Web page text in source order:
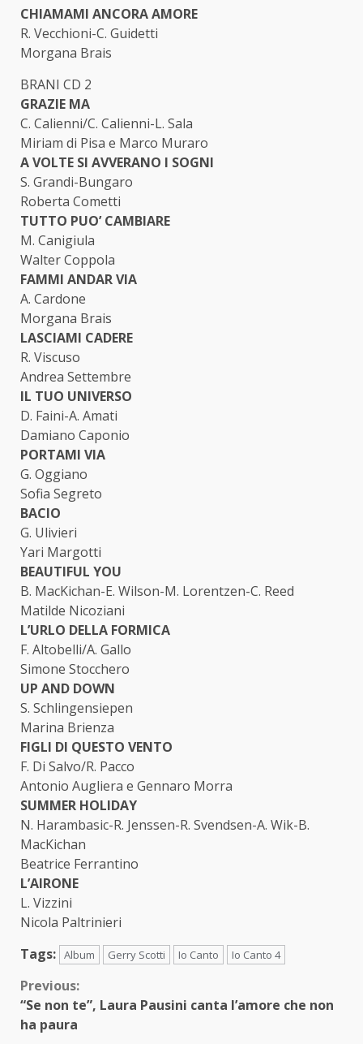
CHIAMAMI ANCORA AMORE
R. Vecchioni-C. Guidetti
Morgana Brais
BRANI CD 2
GRAZIE MA
C. Calienni/C. Calienni-L. Sala
Miriam di Pisa e Marco Muraro
A VOLTE SI AVVERANO I SOGNI
S. Grandi-Bungaro
Roberta Cometti
TUTTO PUO’ CAMBIARE
M. Canigiula
Walter Coppola
FAMMI ANDAR VIA
A. Cardone
Morgana Brais
LASCIAMI CADERE
R. Viscuso
Andrea Settembre
IL TUO UNIVERSO
D. Faini-A. Amati
Damiano Caponio
PORTAMI VIA
G. Oggiano
Sofia Segreto
BACIO
G. Ulivieri
Yari Margotti
BEAUTIFUL YOU
B. MacKichan-E. Wilson-M. Lorentzen-C. Reed
Matilde Nicoziani
L’URLO DELLA FORMICA
F. Altobelli/A. Gallo
Simone Stocchero
UP AND DOWN
S. Schlingensiepen
Marina Brienza
FIGLI DI QUESTO VENTO
F. Di Salvo/R. Pacco
Antonio Augliera e Gennaro Morra
SUMMER HOLIDAY
N. Harambasic-R. Jenssen-R. Svendsen-A. Wik-B.
MacKichan
Beatrice Ferrantino
L’AIRONE
L. Vizzini
Nicola Paltrinieri
Tags: Album Gerry Scotti Io Canto Io Canto 4
Continue
Reading
Previous:
“Se non te”, Laura Pausini canta l’amore che non
ha paura